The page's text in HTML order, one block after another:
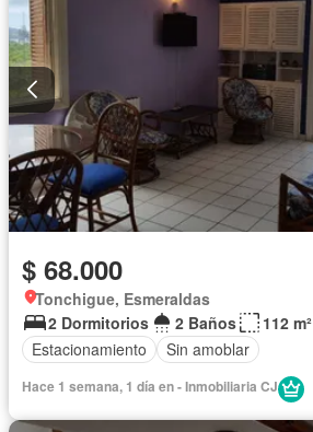
$ 68.000
Tonchigue, Esmeraldas
2 Dormitorios
2 Baños
112 m²
Estacionamiento
Sin amoblar
Hace 1 semana, 1 día en - Inmobiliaria CJ